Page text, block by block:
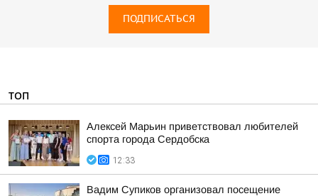
ПОДПИСАТЬСЯ
ТОП
Алексей Марьин приветствовал любителей
спорта города Сердобска
12:33
Вадим Супиков организовал посещение